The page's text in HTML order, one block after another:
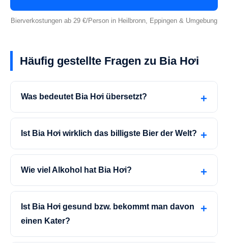
Bierverkostungen ab 29 €/Person in Heilbronn, Eppingen & Umgebung
Häufig gestellte Fragen zu Bia Hơi
Was bedeutet Bia Hơi übersetzt?
Ist Bia Hơi wirklich das billigste Bier der Welt?
Wie viel Alkohol hat Bia Hơi?
Ist Bia Hơi gesund bzw. bekommt man davon
einen Kater?